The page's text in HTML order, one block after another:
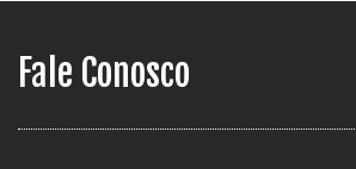
Fale Conosco